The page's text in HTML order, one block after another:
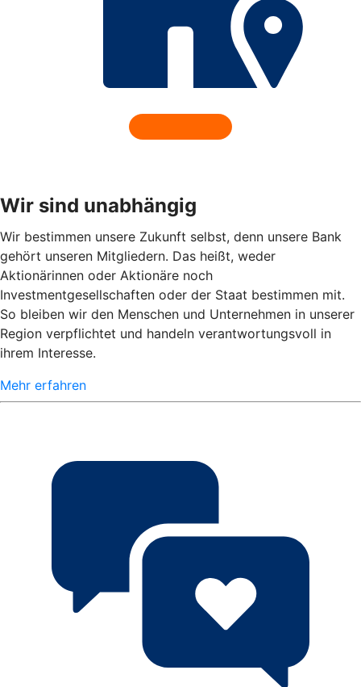
Wir sind unabhängig
Wir bestimmen unsere Zukunft selbst, denn unsere Bank
gehört unseren Mitgliedern. Das heißt, weder
Aktionärinnen oder Aktionäre noch
Investmentgesellschaften oder der Staat bestimmen mit.
So bleiben wir den Menschen und Unternehmen in unserer
Region verpflichtet und handeln verantwortungsvoll in
ihrem Interesse.
Mehr erfahren